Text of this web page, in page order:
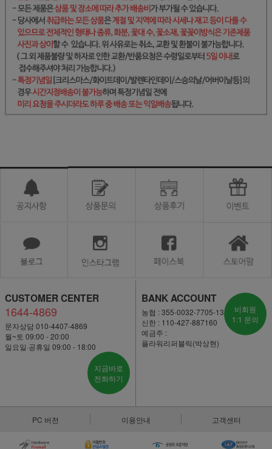
CUSTOMER CENTER
1644-4869
문자상담 010-4407-4869
월~토 09:00 - 20:00
일요일·공휴일 09:00 - 18:00
지금바로
전화하기
BANK ACCOUNT
농협 : 355-0032-7705-13
신한 : 110-427-887160
예금주 :
플라워리퍼블릭(박상현)
비회원
1:1 문의
PC 버전 이용안내 고객센터